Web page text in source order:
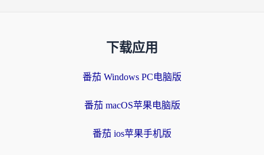
下载应用
番茄 Windows PC电脑版
番茄 macOS苹果电脑版
番茄 ios苹果手机版